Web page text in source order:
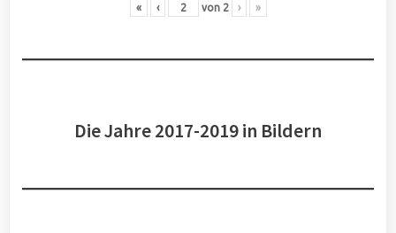
« ‹ von 2 › »
Die Jahre 2017-2019 in Bildern